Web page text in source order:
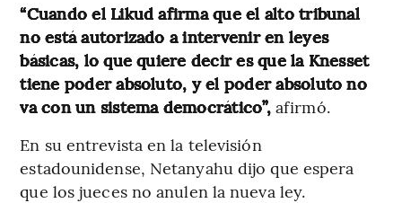
“Cuando el Likud afirma que el alto tribunal
no está autorizado a intervenir en leyes
básicas, lo que quiere decir es que la Knesset
tiene poder absoluto, y el poder absoluto no
va con un sistema democrático”,afirmó.
En su entrevista en la televisión
estadounidense, Netanyahu dijo que espera
que los jueces no anulen la nueva ley.